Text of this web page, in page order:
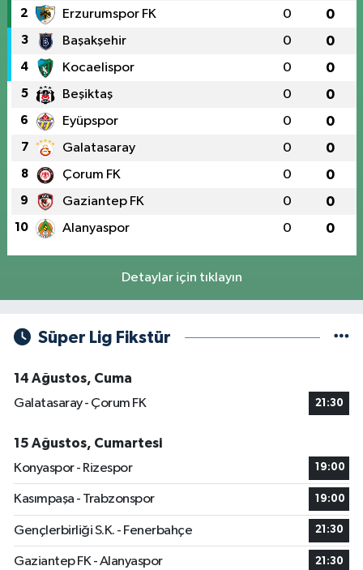
2 Erzurumspor FK 0 0
3 Başakşehir 0 0
4 Kocaelispor 0 0
5 Beşiktaş 0 0
6 Eyüpspor 0 0
7 Galatasaray 0 0
8 Çorum FK 0 0
9 Gaziantep FK 0 0
10 Alanyaspor 0 0
Detaylar için tıklayın
Süper Lig Fikstür
14 Ağustos, Cuma
Galatasaray - Çorum FK
21:30
15 Ağustos, Cumartesi
Konyaspor - Rizespor
19:00
Kasımpaşa - Trabzonspor 19:00
Gençlerbirliği S.K. - Fenerbahçe 21:30
Gaziantep FK - Alanyaspor 21:30